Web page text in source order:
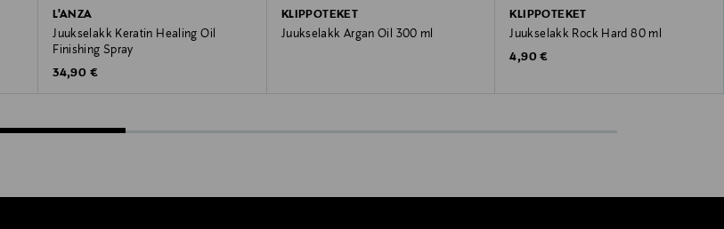
L'ANZA
Juukselakk Keratin Healing Oil
Finishing Spray
Original Price
34,90 €
KLIPPOTEKET
Juukselakk Argan Oil 300 ml
KLIPPOTEKET
Juukselakk Rock Hard 80 ml
Original Price
4,90 €